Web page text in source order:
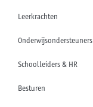
Leerkrachten
Onderwijsondersteuners
Schoolleiders & HR
Besturen